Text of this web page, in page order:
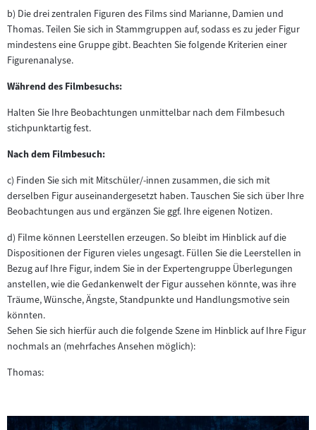
b) Die drei zentralen Figuren des Films sind Marianne, Damien und
Thomas. Teilen Sie sich in Stammgruppen auf, sodass es zu jeder Figur
mindestens eine Gruppe gibt. Beachten Sie folgende Kriterien einer
Figurenanalyse.
Während des Filmbesuchs:
Halten Sie Ihre Beobachtungen unmittelbar nach dem Filmbesuch
stichpunktartig fest.
Nach dem Filmbesuch:
c) Finden Sie sich mit Mitschüler/-innen zusammen, die sich mit
derselben Figur auseinandergesetzt haben. Tauschen Sie sich über Ihre
Beobachtungen aus und ergänzen Sie ggf. Ihre eigenen Notizen.
d) Filme können Leerstellen erzeugen. So bleibt im Hinblick auf die
Dispositionen der Figuren vieles ungesagt. Füllen Sie die Leerstellen in
Bezug auf Ihre Figur, indem Sie in der Expertengruppe Überlegungen
anstellen, wie die Gedankenwelt der Figur aussehen könnte, was ihre
Träume, Wünsche, Ängste, Standpunkte und Handlungsmotive sein
könnten.
Sehen Sie sich hierfür auch die folgende Szene im Hinblick auf Ihre Figur
nochmals an (mehrfaches Ansehen möglich):
Thomas: